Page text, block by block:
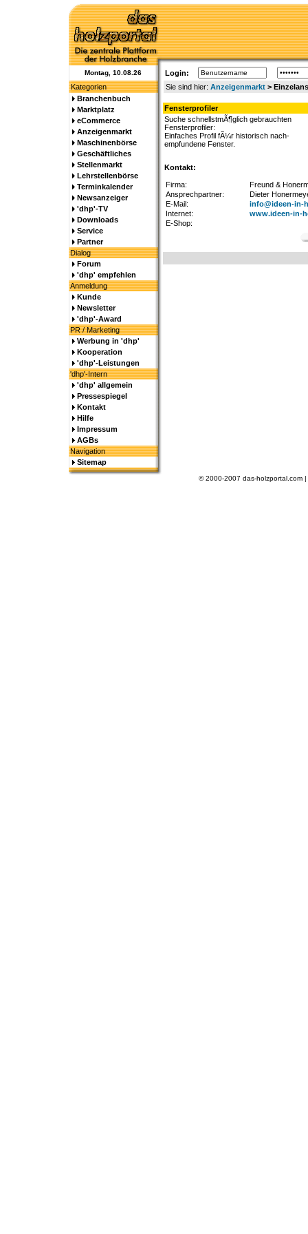
Montag, 10.08.26
Login:
Kategorien
Sie sind hier: Anzeigenmarkt>
Branchenbuch
Marktplatz
eCommerce
Anzeigenmarkt
Maschinenbörse
Geschäftliches
Stellenmarkt
Lehrstellenbörse
Terminkalender
Newsanzeiger
'dhp'-TV
Downloads
Service
Partner
Dialog
Forum
'dhp' empfehlen
Anmeldung
Kunde
Newsletter
'dhp'-Award
PR / Marketing
Werbung in 'dhp'
Kooperation
'dhp'-Leistungen
'dhp'-Intern
'dhp' allgemein
Pressespiegel
Kontakt
Hilfe
Impressum
AGBs
Navigation
Sitemap
Fensterprofiler
Suche schnellstmÃ¶glich gebrauchten
Fensterprofiler:
Einfaches Profil fÃ¼r historisch nach-
empfundene Fenster.
Kontakt:
Firma:
Freund &
Ansprechpartner:
Dieter
E-Mail:
info@ideen-in-
Internet:
www.ideen-in-
E-Shop:
© 2000-2007 das-holzportal.com |